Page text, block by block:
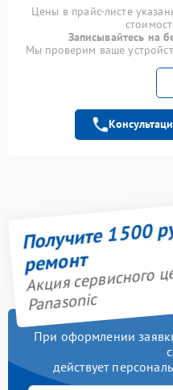
Замена сигнальной
Замена
Замена шлейфа
матрицы
Прошивка /
разблокировка
Прошивка блока
управления
Ремонт блока
Цены в прайс-листе
Записывайтесь на
Мы проверим ваше
Получите 1500
ремонт
Акция сервисного
Panasonic
При оформлении
действует